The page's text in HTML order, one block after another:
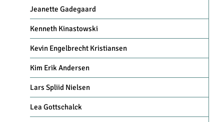
Jeanette Gadegaard
Kenneth Kinastowski
Kevin Engelbrecht Kristiansen
Kim Erik Andersen
Lars Spliid Nielsen
Lea Gottschalck